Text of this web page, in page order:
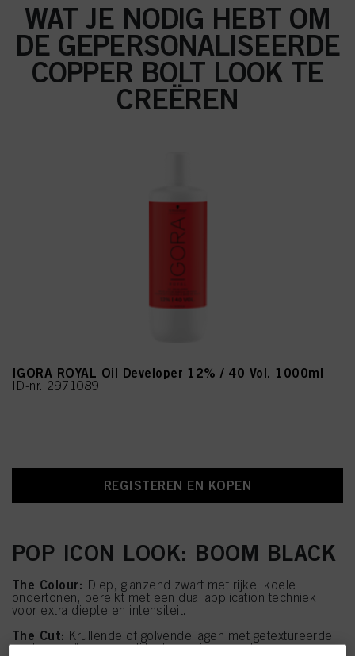
WAT JE NODIG HEBT OM
DE GEPERSONALISEERDE
COPPER BOLT LOOK TE
CREËREN
IGORA ROYAL Oil Developer 12% / 40 Vol. 1000ml
ID-nr. 2971089
REGISTEREN EN KOPEN
POP ICON LOOK: BOOM BLACK
The Colour: Diep, glanzend zwart met rijke, koele
ondertonen, bereikt met een dual application techniek
voor extra diepte en intensiteit.
The Cut: Krullende of golvende lagen met getextureerde
punten creëren natuurlijke beweging en volume.